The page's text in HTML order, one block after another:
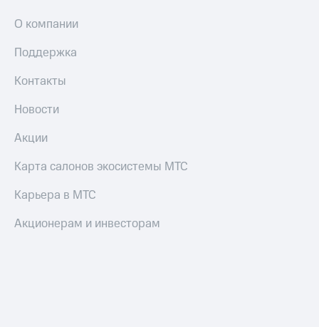
О компании
Поддержка
Контакты
Новости
Акции
Карта салонов экосистемы МТС
Карьера в МТС
Акционерам и инвесторам